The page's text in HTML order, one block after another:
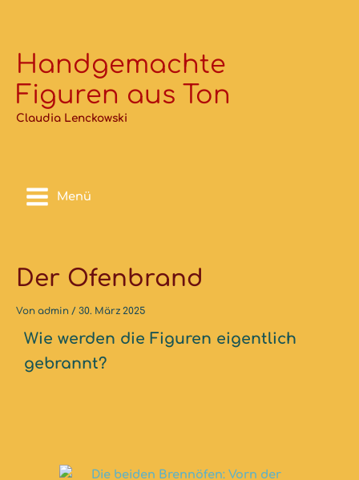
Handgemachte
Figuren aus Ton
Claudia Lenckowski
Menü
Der Ofenbrand
Von admin / 30. März 2025
Wie werden die Figuren eigentlich
gebrannt?